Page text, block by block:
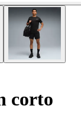
corto